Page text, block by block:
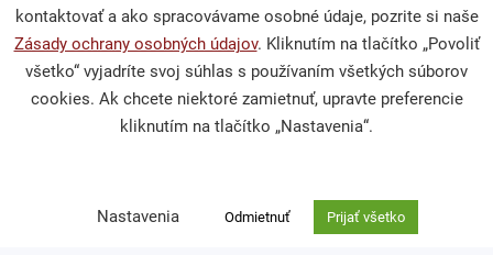
Venujte nám 2 % z dane
zuzana.thullnerova@cpf.sk
kontaktovať a ako spracovávame osobné údaje, pozrite si naše
Zásady ochrany osobných údajov. Kliknutím na tlačítko „Povoliť
všetko“ vyjadríte svoj súhlas s používaním všetkých súborov
cookies. Ak chcete niektoré zamietnuť, upravte preferencie
kliknutím na tlačítko „Nastavenia“.
Nastavenia Odmietnuť Prijať všetko